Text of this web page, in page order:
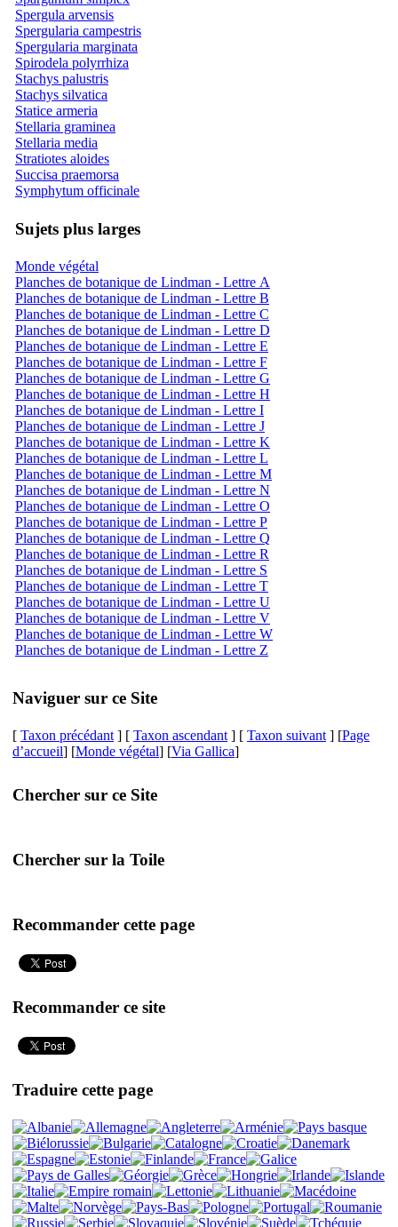
Spergula arvensis
Spergularia campestris
Spergularia marginata
Spirodela polyrrhiza
Stachys palustris
Stachys silvatica
Statice armeria
Stellaria graminea
Stellaria media
Stratiotes aloides
Succisa praemorsa
Symphytum officinale
Sujets plus larges
Monde végétal
Planches de botanique de Lindman - Lettre A
Planches de botanique de Lindman - Lettre B
Planches de botanique de Lindman - Lettre C
Planches de botanique de Lindman - Lettre D
Planches de botanique de Lindman - Lettre E
Planches de botanique de Lindman - Lettre F
Planches de botanique de Lindman - Lettre G
Planches de botanique de Lindman - Lettre H
Planches de botanique de Lindman - Lettre I
Planches de botanique de Lindman - Lettre J
Planches de botanique de Lindman - Lettre K
Planches de botanique de Lindman - Lettre L
Planches de botanique de Lindman - Lettre M
Planches de botanique de Lindman - Lettre N
Planches de botanique de Lindman - Lettre O
Planches de botanique de Lindman - Lettre P
Planches de botanique de Lindman - Lettre Q
Planches de botanique de Lindman - Lettre R
Planches de botanique de Lindman - Lettre S
Planches de botanique de Lindman - Lettre T
Planches de botanique de Lindman - Lettre U
Planches de botanique de Lindman - Lettre V
Planches de botanique de Lindman - Lettre W
Planches de botanique de Lindman - Lettre Z
Naviguer sur ce Site
[ Taxon précédant ] [ Taxon ascendant ] [ Taxon suivant ] [Page
d’accueil] [Monde végétal] [Via Gallica]
Chercher sur ce Site
Chercher sur la Toile
Recommander cette page
Recommander ce site
Traduire cette page